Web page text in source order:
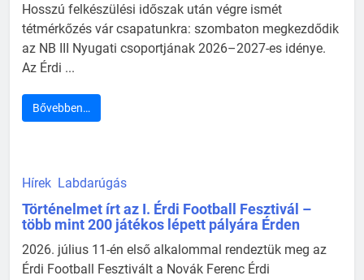
Hosszú felkészülési időszak után végre ismét
tétmérkőzés vár csapatunkra: szombaton megkezdődik
az NB III Nyugati csoportjának 2026–2027-es idénye.
Az Érdi ...
Bővebben…
Hírek Labdarúgás
Történelmet írt az I. Érdi Football Fesztivál –
több mint 200 játékos lépett pályára Érden
2026. július 11-én első alkalommal rendeztük meg az
Érdi Football Fesztivált a Novák Ferenc Érdi